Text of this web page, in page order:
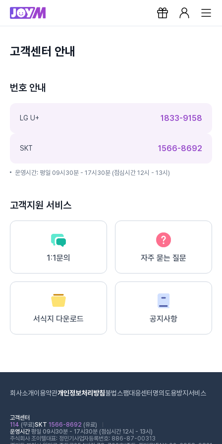
고객센터 안내
번호 안내
LG U+ 1833-9158
SKT 1566-8692
운영시간: 평일 09시30분 - 17시30분 (점심시간 12시 - 13시)
고객지원 서비스
1:1문의 자주 묻는 질문
서식지 다운로드 공지사항
회사소개이용약관개인정보처리방침불법스팸대응센터 명의도용방지서비스
고객센터
114 (무료)SKT 1566-8692 (유료)
운영시간평일 09시30분 - 17시30분 (점심시간 12시 - 13시)
주식회사 조이텔대표: 정민기 사업자등록번호: 886-87-00313